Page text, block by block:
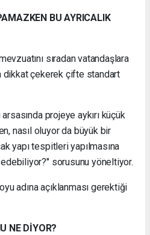
BU AYRICALIK
sıradan vatandaşlara
dikkat çekerek çifte standart
projeye aykırı küçük
nasıl oluyor da büyük bir
yapı tespitleri yapılmasına
sorusunu yöneltiyor.
adına açıklanması gerektiği
NE DİYOR?